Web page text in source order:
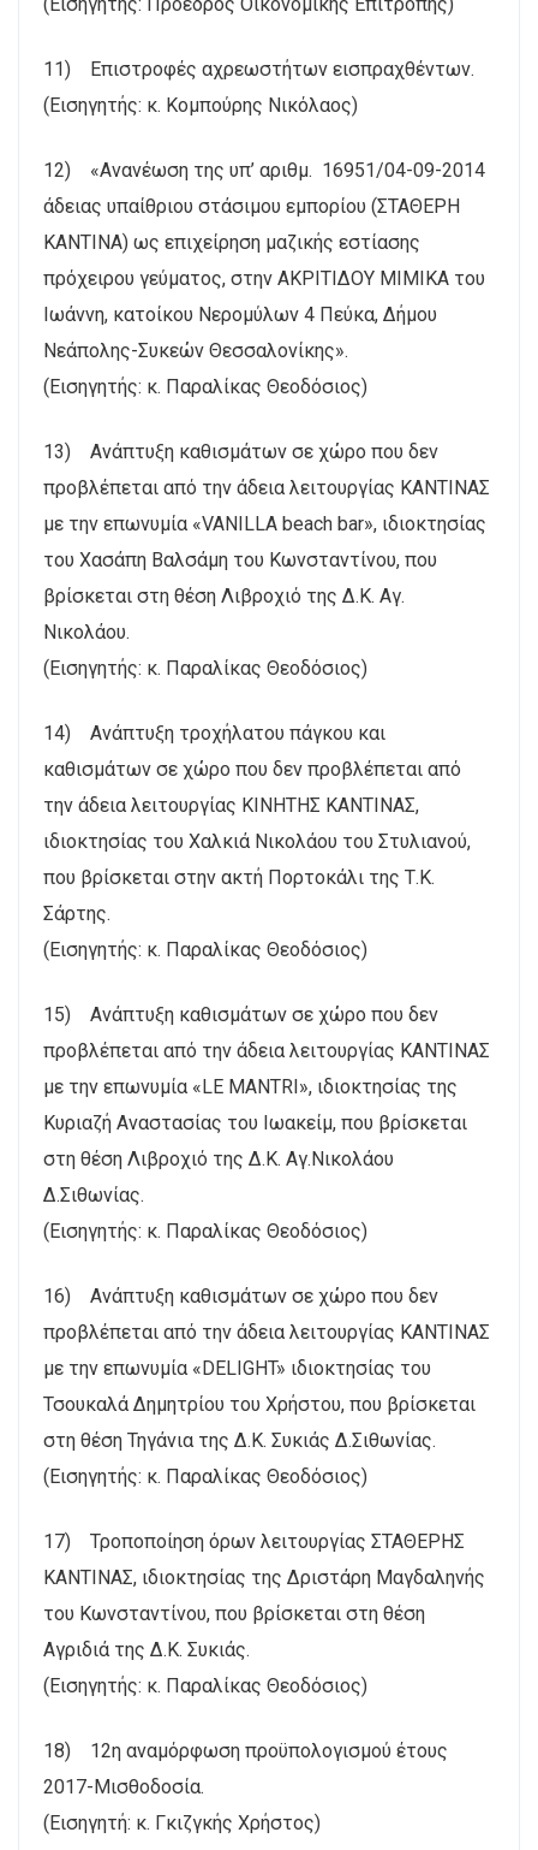
11) Επιστροφές αχρεωστήτων εισπραχθέντων.
(Εισηγητής: κ. Κομπούρης Νικόλαος)
12) «Ανανέωση της υπ’ αριθμ. 16951/04-09-2014
άδειας υπαίθριου στάσιμου εμπορίου (ΣΤΑΘΕΡΗ
ΚΑΝΤΙΝΑ) ως επιχείρηση μαζικής εστίασης
πρόχειρου γεύματος, στην ΑΚΡΙΤΙΔΟΥ ΜΙΜΙΚΑ του
Ιωάννη, κατοίκου Νερομύλων 4 Πεύκα, Δήμου
Νεάπολης-Συκεών Θεσσαλονίκης».
(Εισηγητής: κ. Παραλίκας Θεοδόσιος)
13) Ανάπτυξη καθισμάτων σε χώρο που δεν
προβλέπεται από την άδεια λειτουργίας ΚΑΝΤΙΝΑΣ
με την επωνυμία «VANILLA beach bar», ιδιοκτησίας
του Χασάπη Βαλσάμη του Κωνσταντίνου, που
βρίσκεται στη θέση Λιβροχιό της Δ.Κ. Αγ.
Νικολάου.
(Εισηγητής: κ. Παραλίκας Θεοδόσιος)
14) Ανάπτυξη τροχήλατου πάγκου και
καθισμάτων σε χώρο που δεν προβλέπεται από
την άδεια λειτουργίας ΚΙΝΗΤΗΣ ΚΑΝΤΙΝΑΣ,
ιδιοκτησίας του Χαλκιά Νικολάου του Στυλιανού,
που βρίσκεται στην ακτή Πορτοκάλι της Τ.Κ.
Σάρτης.
(Εισηγητής: κ. Παραλίκας Θεοδόσιος)
15) Ανάπτυξη καθισμάτων σε χώρο που δεν
προβλέπεται από την άδεια λειτουργίας ΚΑΝΤΙΝΑΣ
με την επωνυμία «LE MANTRI», ιδιοκτησίας της
Κυριαζή Αναστασίας του Ιωακείμ, που βρίσκεται
στη θέση Λιβροχιό της Δ.Κ. Αγ.Νικολάου
Δ.Σιθωνίας.
(Εισηγητής: κ. Παραλίκας Θεοδόσιος)
16) Ανάπτυξη καθισμάτων σε χώρο που δεν
προβλέπεται από την άδεια λειτουργίας ΚΑΝΤΙΝΑΣ
με την επωνυμία «DELIGHT» ιδιοκτησίας του
Τσουκαλά Δημητρίου του Χρήστου, που βρίσκεται
στη θέση Τηγάνια της Δ.Κ. Συκιάς Δ.Σιθωνίας.
(Εισηγητής: κ. Παραλίκας Θεοδόσιος)
17) Τροποποίηση όρων λειτουργίας ΣΤΑΘΕΡΗΣ
ΚΑΝΤΙΝΑΣ, ιδιοκτησίας της Δριστάρη Μαγδαληνής
του Κωνσταντίνου, που βρίσκεται στη θέση
Αγριδιά της Δ.Κ. Συκιάς.
(Εισηγητής: κ. Παραλίκας Θεοδόσιος)
18) 12η αναμόρφωση προϋπολογισμού έτους
2017-Μισθοδοσία.
(Εισηγητή: κ. Γκιζγκής Χρήστος)